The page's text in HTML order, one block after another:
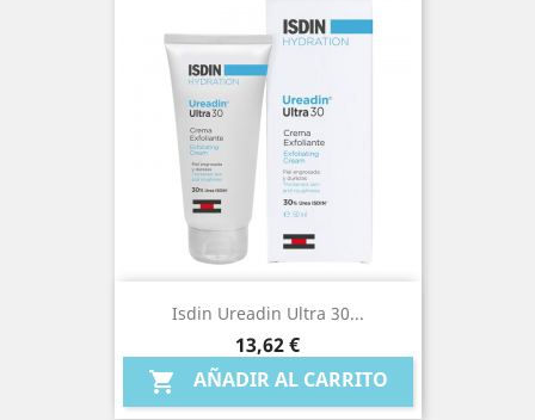
Isdin Ureadin Ultra 30...
Precio
13,62 €
 AÑADIR AL CARRITO